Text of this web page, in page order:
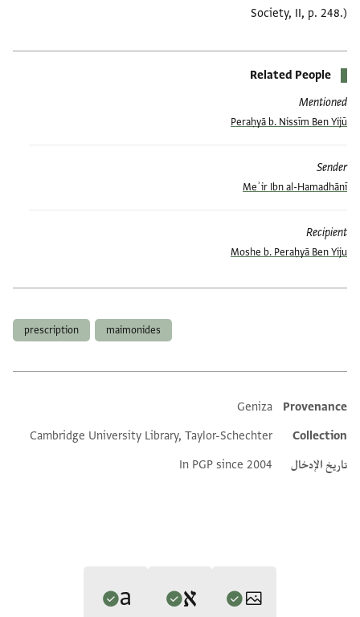
Society, II, p. 248.)
Related People
Mentioned
Peraḥyā b. Nissīm Ben Yijū
Sender
Meʾir Ibn al-Hamadhānī
Recipient
Moshe b. Peraḥyā Ben Yiju
maimonides
prescription
Additional metadata
Provenance
Geniza
Collection
Cambridge University Library, Taylor-Schechter
تاريخ الإدخال
In PGP since 2004